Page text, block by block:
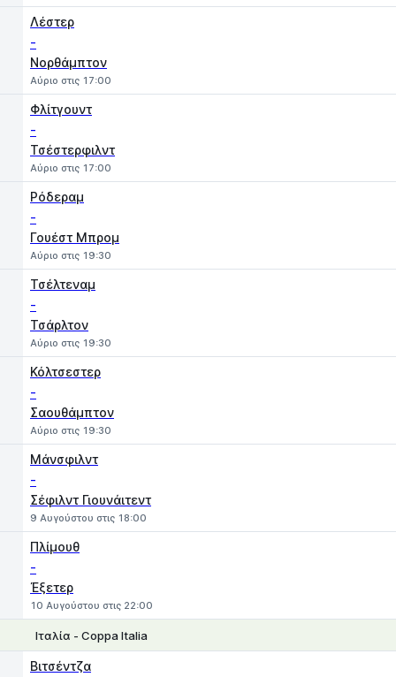
Λέστερ
-
Νορθάμπτον
Αύριο στις 17:00
Φλίτγουντ
-
Τσέστερφιλντ
Αύριο στις 17:00
Ρόδεραμ
-
Γουέστ Μπρομ
Αύριο στις 19:30
Τσέλτεναμ
-
Τσάρλτον
Αύριο στις 19:30
Κόλτσεστερ
-
Σαουθάμπτον
Αύριο στις 19:30
Μάνσφιλντ
-
Σέφιλντ Γιουνάιτεντ
9 Αυγούστου στις 18:00
Πλίμουθ
-
Έξετερ
10 Αυγούστου στις 22:00
Ιταλία - Coppa Italia
Βιτσέντζα